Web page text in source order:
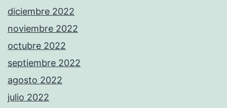
diciembre 2022
noviembre 2022
octubre 2022
septiembre 2022
agosto 2022
julio 2022